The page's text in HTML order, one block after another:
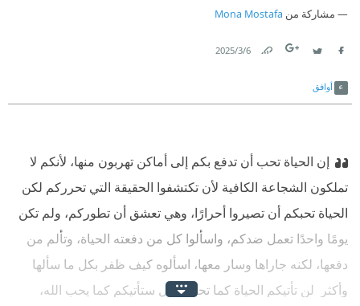
فاتركوها تأتي في وقتها المحدد على مهلها، ففي هذا المهل نضجكم
سر الحياة
مشاركة من Mona Mostafa
6‏/3‏/2025
أوافق
إن الحياة تحب أن تدفع بكم إلى أماكن تهربون منها، لأنكم لا
تملكون الشجاعة الكافية لأن تكتشفوا الحقيقة التي تحرركم لكن
الحياة تحبكم أن تصيروا أحرارًا، وهي تعشق أن تطوركم، ولم تكن
يومًا واحدًا تعمل ضدكم، واسألوا كل من دفعته الحياة، وتألم من
دفعها، لكنه جاراها وسار معها، اسألوه كيف ظفر بكل ما سألها
وأكثر ‫ لن تأتيكم الحياة كما تحبون، بل ستأتيكم كما يحب الله،